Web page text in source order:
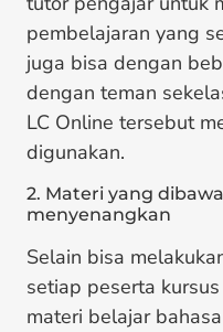
pembelajaran yang
juga bisa dengan
dengan teman
LC Online tersebut
digunakan.
2. Materi yang
menyenangkan
Selain bisa
setiap peserta
materi belajar